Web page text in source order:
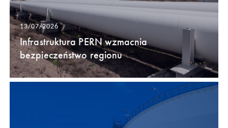
13/07/2026
Infrastruktura PERN wzmacnia
bezpieczeństwo regionu